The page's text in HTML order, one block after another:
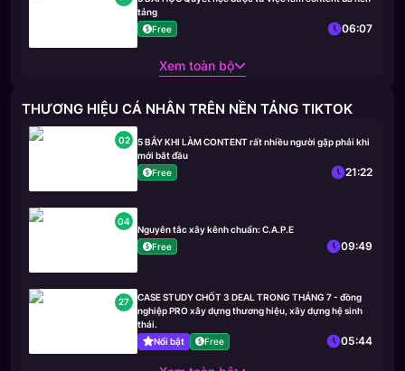
tảng
Free
06:07
Xem toàn bộ
THƯƠNG HIỆU CÁ NHÂN TRÊN NỀN TẢNG TIKTOK
02
5 BẪY KHI LÀM CONTENT rất nhiều người gặp phải khi
mới bắt đầu
Free
21:22
04
Nguyên tắc xây kênh chuẩn: C.A.P.E
Free
09:49
27
CASE STUDY CHỐT 3 DEAL TRONG THÁNG 7 - đồng
nghiệp PRO xây dựng thương hiệu, xây dựng hệ sinh
thái.
Nổi bật
Free 05:44